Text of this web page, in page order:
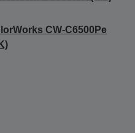
CW-C6500Pe